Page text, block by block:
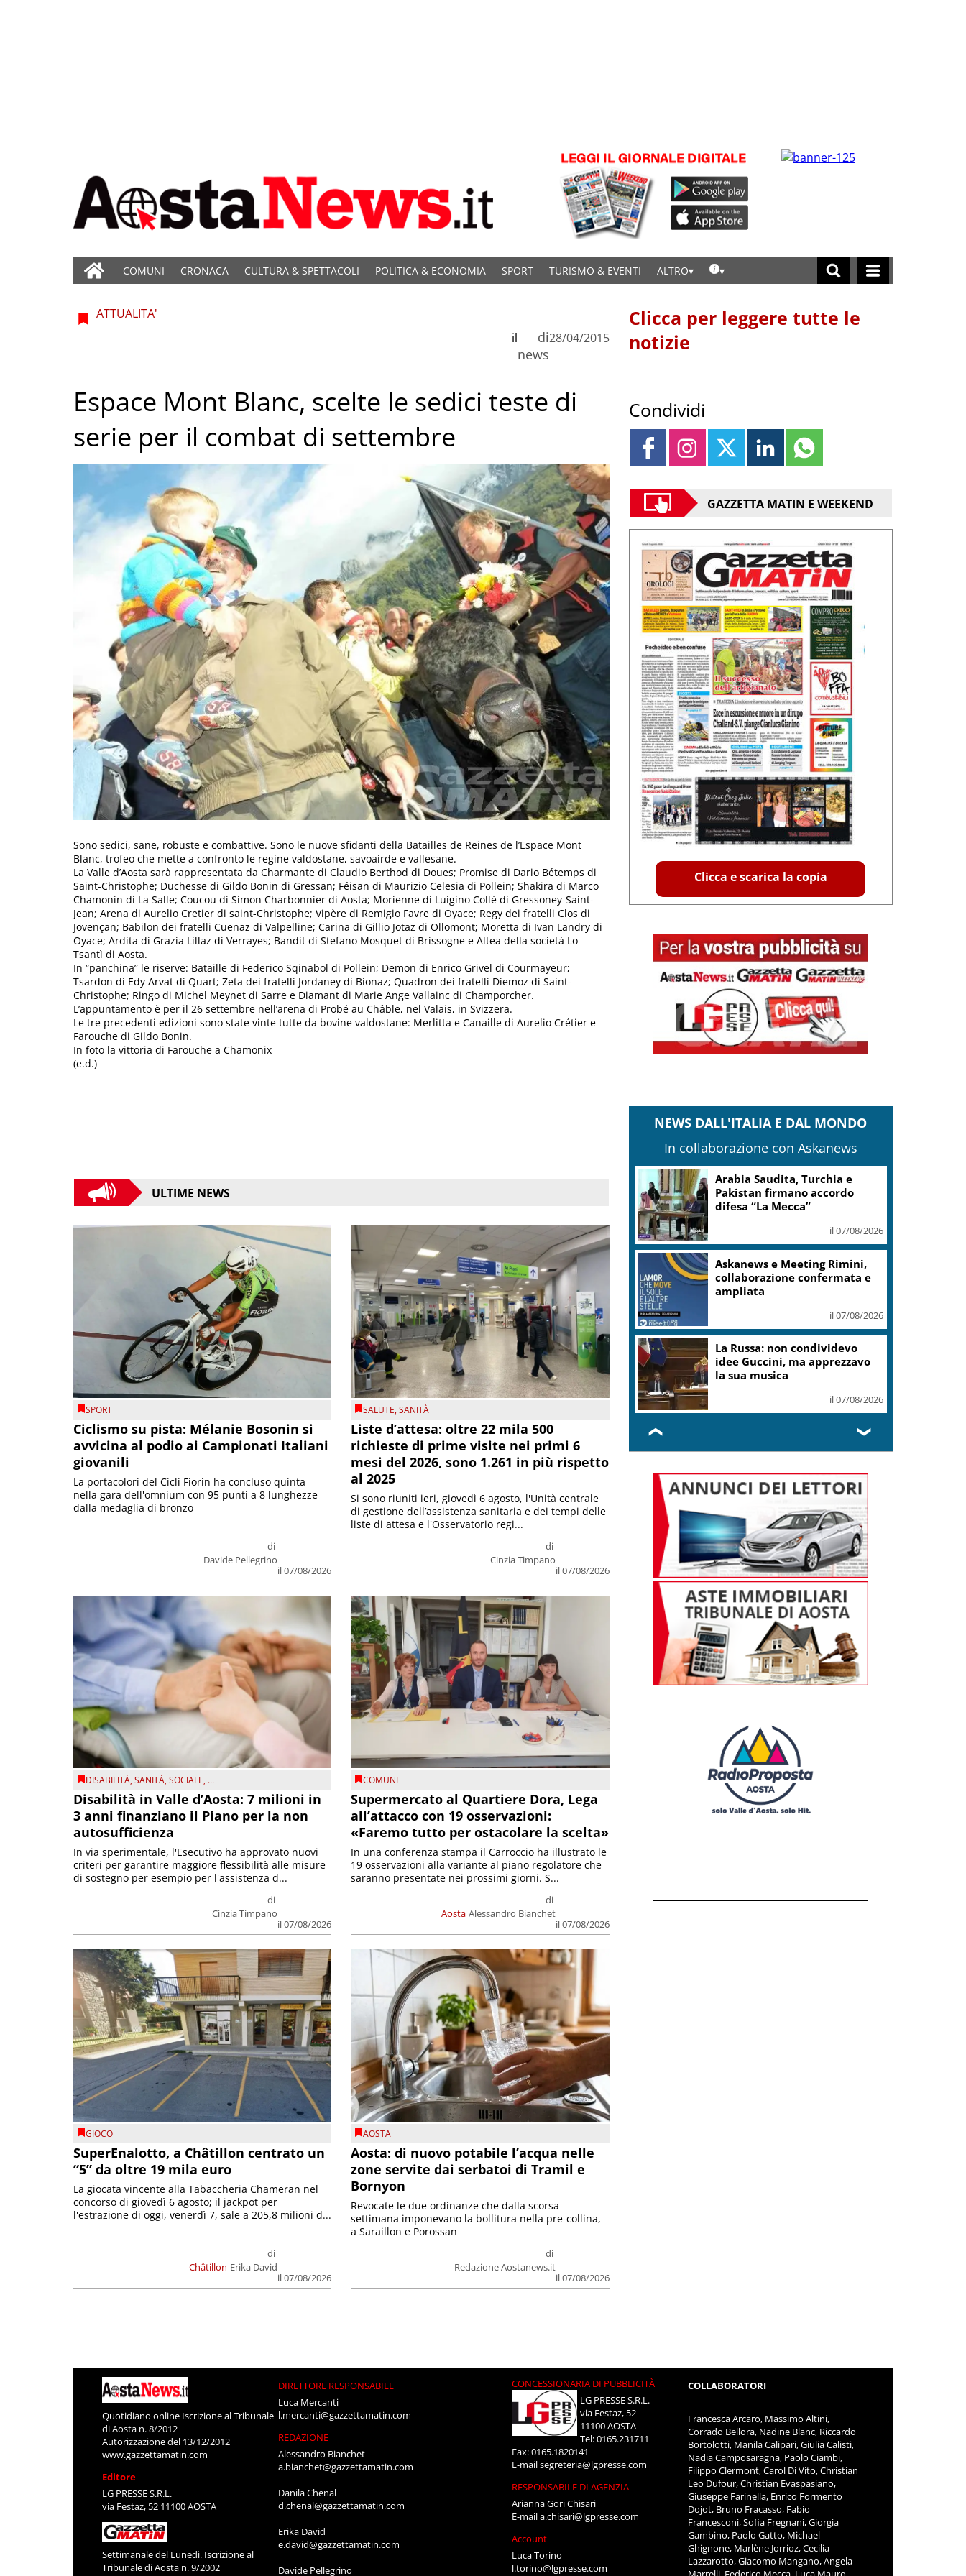
COMUNI CRONACA CULTURA & SPETTACOLI POLITICA & ECONOMIA SPORT TURISMO & EVENTI ALTRO
ATTUALITA'
di
news
il 28/04/2015
Espace Mont Blanc, scelte le sedici teste di
serie per il combat di settembre
Sono sedici, sane, robuste e combattive. Sono le nuove sfidanti della Batailles de Reines de l’Espace Mont
Blanc, trofeo che mette a confronto le regine valdostane, savoairde e vallesane.
La Valle d’Aosta sarà rappresentata da Charmante di Claudio Berthod di Doues; Promise di Dario Bétemps di
Saint-Christophe; Duchesse di Gildo Bonin di Gressan; Féisan di Maurizio Celesia di Pollein; Shakira di Marco
Chamonin di La Salle; Coucou di Simon Charbonnier di Aosta; Morienne di Luigino Collé di Gressoney-Saint-
Jean; Arena di Aurelio Cretier di saint-Christophe; Vipère di Remigio Favre di Oyace; Regy dei fratelli Clos di
Jovençan; Babilon dei fratelli Cuenaz di Valpelline; Carina di Gillio Jotaz di Ollomont; Moretta di Ivan Landry di
Oyace; Ardita di Grazia Lillaz di Verrayes; Bandit di Stefano Mosquet di Brissogne e Altea della società Lo
Tsantì di Aosta.
In “panchina” le riserve: Bataille di Federico Sqinabol di Pollein; Demon di Enrico Grivel di Courmayeur;
Tsardon di Edy Arvat di Quart; Zeta dei fratelli Jordaney di Bionaz; Quadron dei fratelli Diemoz di Saint-
Christophe; Ringo di Michel Meynet di Sarre e Diamant di Marie Ange Vallainc di Champorcher.
L’appuntamento è per il 26 settembre nell’arena di Probé au Châble, nel Valais, in Svizzera.
Le tre precedenti edizioni sono state vinte tutte da bovine valdostane: Merlitta e Canaille di Aurelio Crétier e
Farouche di Gildo Bonin.
In foto la vittoria di Farouche a Chamonix
(e.d.)
ULTIME NEWS
SPORT
Ciclismo su pista: Mélanie Bosonin si
avvicina al podio ai Campionati Italiani
giovanili
di
Davide Pellegrino
il 07/08/2026
La portacolori del Cicli Fiorin ha concluso quinta
nella gara dell'omnium con 95 punti a 8 lunghezze
dalla medaglia di bronzo
SALUTE,SANITÀ
Liste d’attesa: oltre 22 mila 500
richieste di prime visite nei primi 6
mesi del 2026, sono 1.261 in più rispetto
al 2025
di
Cinzia Timpano
il 07/08/2026
Si sono riuniti ieri, giovedì 6 agosto, l'Unità centrale
di gestione dell’assistenza sanitaria e dei tempi delle
liste di attesa e l'Osservatorio regi...
DISABILITÀ,SANITÀ,SOCIALE, ...
Disabilità in Valle d’Aosta: 7 milioni in
3 anni finanziano il Piano per la non
autosufficienza
di
Cinzia Timpano
il 07/08/2026
In via sperimentale, l'Esecutivo ha approvato nuovi
criteri per garantire maggiore flessibilità alle misure
di sostegno per esempio per l'assistenza d...
COMUNI
Supermercato al Quartiere Dora, Lega
all’attacco con 19 osservazioni:
«Faremo tutto per ostacolare la scelta»
Aosta
di
Alessandro Bianchet
il 07/08/2026
In una conferenza stampa il Carroccio ha illustrato le
19 osservazioni alla variante al piano regolatore che
saranno presentate nei prossimi giorni. S...
GIOCO
SuperEnalotto, a Châtillon centrato un
“5” da oltre 19 mila euro
Châtillon
di
Erika David
il 07/08/2026
La giocata vincente alla Tabaccheria Chameran nel
concorso di giovedì 6 agosto; il jackpot per
l'estrazione di oggi, venerdì 7, sale a 205,8 milioni d...
AOSTA
Aosta: di nuovo potabile l’acqua nelle
zone servite dai serbatoi di Tramil e
Bornyon
di
Redazione Aostanews.it
il 07/08/2026
Revocate le due ordinanze che dalla scorsa
settimana imponevano la bollitura nella pre-collina,
a Saraillon e Porossan
Clicca per leggere tutte le
notizie
Condividi
GAZZETTA MATIN E WEEKEND
Clicca e scarica la copia
NEWS DALL'ITALIA E DAL MONDO
In collaborazione con Askanews
Arabia Saudita, Turchia e
Pakistan firmano accordo
difesa “La Mecca”
il 07/08/2026
Askanews e Meeting Rimini,
collaborazione confermata e
ampliata
il 07/08/2026
La Russa: non condividevo
idee Guccini, ma apprezzavo
la sua musica
il 07/08/2026
❮ ❯
Quotidiano online Iscrizione al Tribunale
di Aosta n. 8/2012
Autorizzazione del 13/12/2012
www.gazzettamatin.com
Editore
LG PRESSE S.R.L.
via Festaz, 52 11100 AOSTA
Settimanale del Lunedì. Iscrizione al
Tribunale di Aosta n. 9/2002
DIRETTORE RESPONSABILE
Luca Mercanti
l.mercanti@gazzettamatin.com
REDAZIONE
Alessandro Bianchet
a.bianchet@gazzettamatin.com
Danila Chenal
d.chenal@gazzettamatin.com
Erika David
e.david@gazzettamatin.com
Davide Pellegrino
CONCESSIONARIA DI PUBBLICITÀ
LG PRESSE S.R.L.
via Festaz, 52
11100 AOSTA
Tel: 0165.231711
Fax: 0165.1820141
E-mailsegreteria@lgpresse.com
RESPONSABILE DI AGENZIA
Arianna Gori Chisari
E-maila.chisari@lgpresse.com
Account
Luca Torino
l.torino@lgpresse.com
COLLABORATORI
Francesca Arcaro, Massimo Altini,
Corrado Bellora, Nadine Blanc, Riccardo
Bortolotti, Manila Calipari, Giulia Calisti,
Nadia Camposaragna, Paolo Ciambi,
Filippo Clermont, Carol Di Vito, Christian
Leo Dufour, Christian Evaspasiano,
Giuseppe Farinella, Enrico Formento
Dojot, Bruno Fracasso, Fabio
Francesconi, Sofia Fregnani, Giorgia
Gambino, Paolo Gatto, Michael
Ghignone, Marlène Jorrioz, Cecilia
Lazzarotto, Giacomo Mangano, Angela